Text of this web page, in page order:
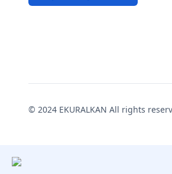
© 2024 EKURALKAN All rights